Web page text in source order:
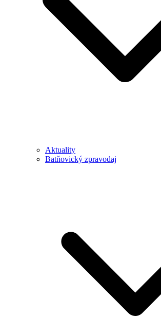
Aktuality
Batňovický zpravodaj